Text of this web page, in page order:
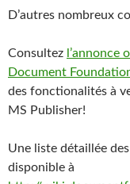
D’autres nombreux
Consultez l’annonce
Document
des fonctionalités à
MS Publisher!
Une liste détaillée
disponible à